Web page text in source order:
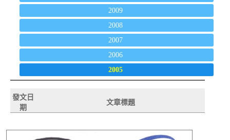
2009
2008
2007
2006
2005
發文日
期
文章標題